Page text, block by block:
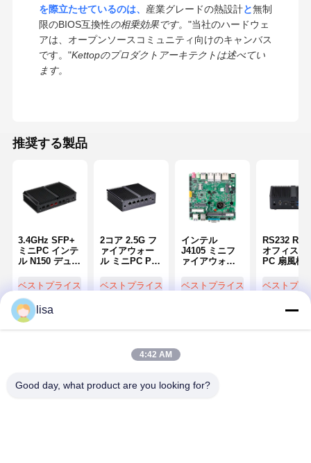
を際立たせているのは、 産業グレードの熱設計と無制
限のBIOS互換性の相乗効果です。 "当社のハードウェ
アは、オープンソースコミュニティ向けのキャンバス
です。"Kettopのプロダクトアーキテクトは述べてい
ます。
推奨する製品
3.4GHz SFP+
ミニPC インテ
ル N150 デュア
デュアル 10G
RJ45 ソフトル
ーター
ベストプライス
2コア 2.5G フ
ァイアウォー
ル ミニPC PC
2.5GbE LAN
ネットワーク
ベストプライス
インテル
J4105 ミニフ
ァイアウォー
ド インダスト
リアル マザー
ベストプライス
RS232
オフィス
PC 扇風機
業用PC イ
ル J4005
ベストプラ
lisa
4:42 AM
Good day, what product are you looking for?